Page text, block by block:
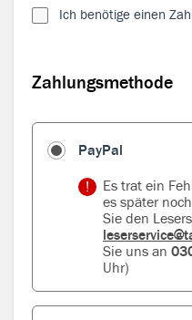
Ich benötige einen
Zahlungsmethode
PayPal
Es trat ein
es später
Sie den
Sie uns an
Uhr)